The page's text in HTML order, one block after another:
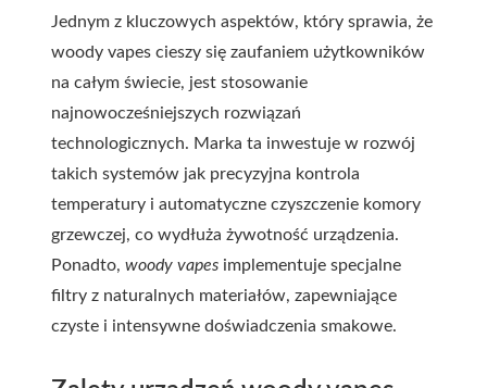
Jednym z kluczowych aspektów, który sprawia, że
woody vapes cieszy się zaufaniem użytkowników
na całym świecie, jest stosowanie
najnowocześniejszych rozwiązań
technologicznych. Marka ta inwestuje w rozwój
takich systemów jak precyzyjna kontrola
temperatury i automatyczne czyszczenie komory
grzewczej, co wydłuża żywotność urządzenia.
Ponadto, woody vapes implementuje specjalne
filtry z naturalnych materiałów, zapewniające
czyste i intensywne doświadczenia smakowe.